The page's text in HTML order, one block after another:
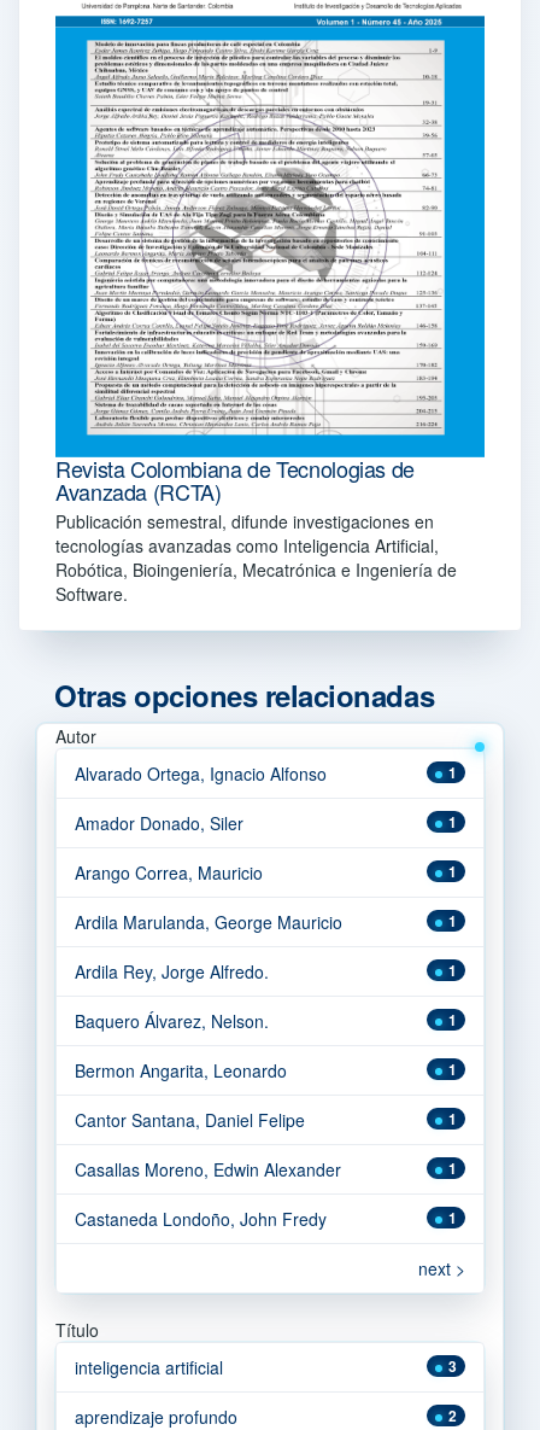
Revista Colombiana de Tecnologias de
Avanzada (RCTA)
Publicación semestral, difunde investigaciones en
tecnologías avanzadas como Inteligencia Artificial,
Robótica, Bioingeniería, Mecatrónica e Ingeniería de
Software.
Otras opciones relacionadas
Autor
1
Alvarado Ortega, Ignacio Alfonso
1
Amador Donado, Siler
1
Arango Correa, Mauricio
1
Ardila Marulanda, George Mauricio
1
Ardila Rey, Jorge Alfredo.
1
Baquero Álvarez, Nelson.
1
Bermon Angarita, Leonardo
1
Cantor Santana, Daniel Felipe
1
Casallas Moreno, Edwin Alexander
1
Castaneda Londoño, John Fredy
next >
Título
3
inteligencia artificial
2
aprendizaje profundo